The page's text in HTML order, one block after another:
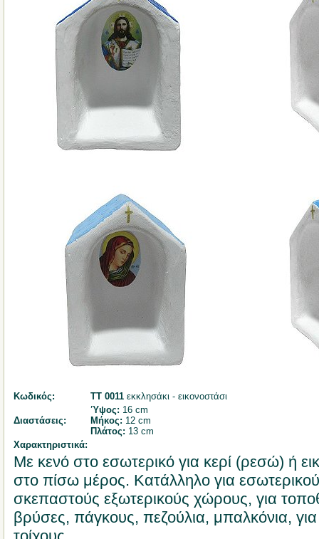
Κωδικός: ΤΤ 0011 εκκλησάκι - εικονοστάσι
Διαστάσεις:
Ύψος: 16 cm
Μήκος: 12 cm
Πλάτος: 13 cm
Χαρακτηριστικά:
Με κενό στο εσωτερικό για κερί (ρεσώ) ή
στο πίσω μέρος. Κατάλληλο για
σκεπαστούς εξωτερικούς χώρους, για
βρύσες, πάγκους, πεζούλια, μπαλκόνια,